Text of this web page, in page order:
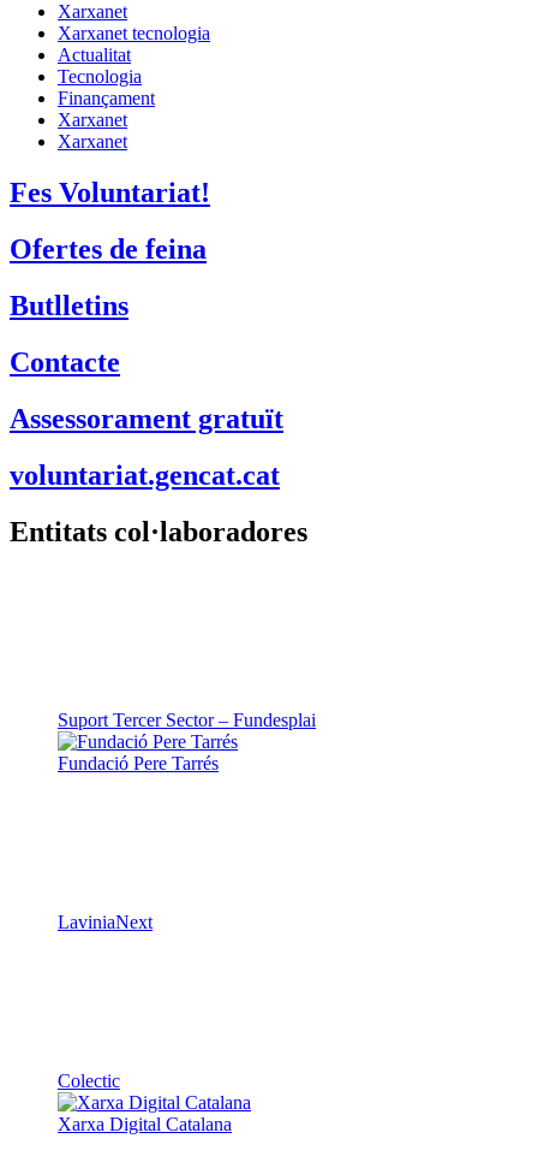
Xarxanet
Xarxanet tecnologia
Actualitat
Tecnologia
Finançament
Xarxanet
Xarxanet
Fes Voluntariat!
Ofertes de feina
Butlletins
Contacte
Assessorament gratuït
voluntariat.gencat.cat
Entitats col·laboradores
Suport Tercer Sector – Fundesplai
Fundació Pere Tarrés
LaviniaNext
Colectic
Xarxa Digital Catalana